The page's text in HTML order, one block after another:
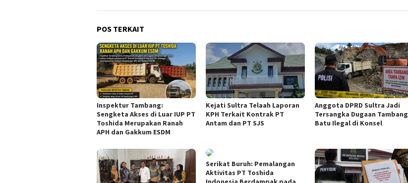
POS TERKAIT
Inspektur Tambang:
Sengketa Akses di Luar IUP PT
Toshida Merupakan Ranah
APH dan Gakkum ESDM
Kejati Sultra Telaah Laporan
KPH Terkait Kontrak PT
Antam dan PT SJS
Anggota DPRD Sultra Jadi
Tersangka Dugaan Tambang
Batu Ilegal di Konsel
Serikat Buruh: Pemalangan
Aktivitas PT Toshida